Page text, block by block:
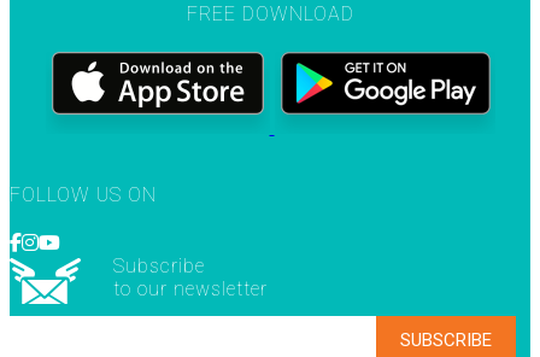
FREE DOWNLOAD
FOLLOW US ON
Subscribe
to our newsletter